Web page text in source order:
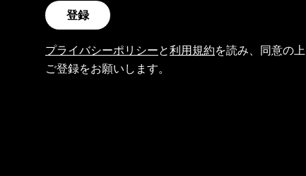
登録
プライバシーポリシーと利用規約を読み、同意の上
ご登録をお願いします。